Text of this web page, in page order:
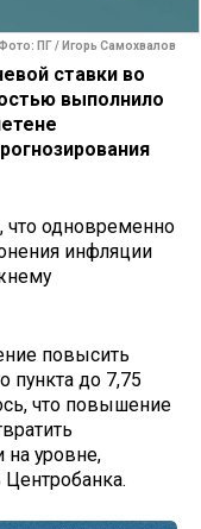
ПГ / Игорь Самохвалов
ставки во
выполнило
что одновременно
инфляции
повысить
пункта до 7,75
что повышение
на уровне,